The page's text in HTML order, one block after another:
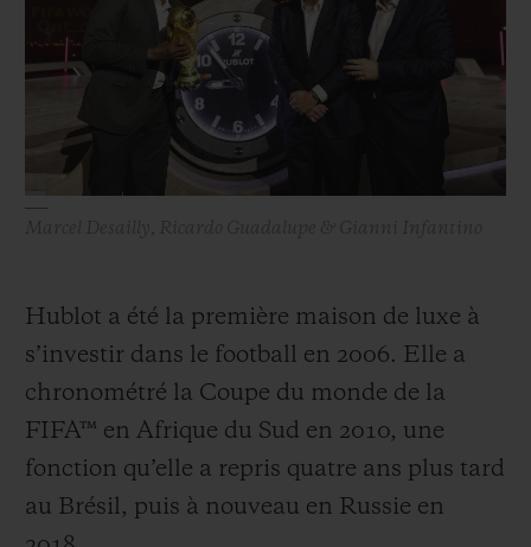
Hublot a été la première maison de luxe à
s’investir dans le football en 2006. Elle a
chronométré la Coupe du monde de la
FIFA™ en Afrique du Sud en 2010, une
fonction qu’elle a repris quatre ans plus tard
au Brésil, puis à nouveau en Russie en